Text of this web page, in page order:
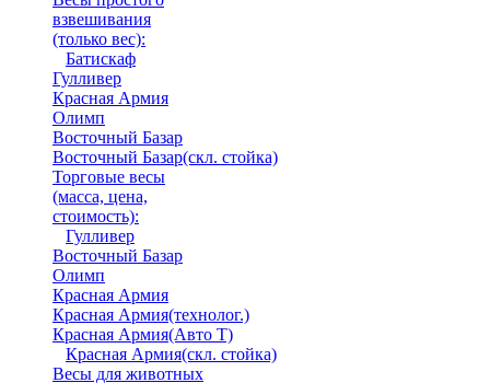
взвешивания
(только вес):
Батискаф
Гулливер
Красная Армия
Олимп
Восточный Базар
Восточный Базар(скл. стойка)
Торговые весы
(масса, цена,
стоимость):
Гулливер
Восточный Базар
Олимп
Красная Армия
Красная Армия(технолог.)
Красная Армия(Авто Т)
Красная Армия(скл. стойка)
Весы для животных